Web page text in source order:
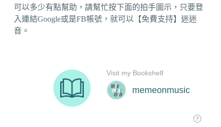
可以多少有點幫助，請幫忙按下面的拍手圖示，只要登
入連結Google或是FB帳號，就可以【免費支持】迷迷
音。